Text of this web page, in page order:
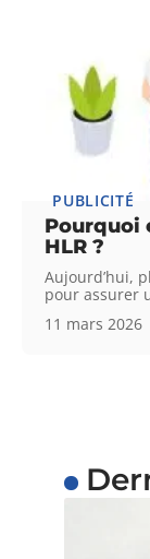
PUBLICITÉ
Pourquoi
HLR ?
Aujourd’hui,
pour assurer
11 mars 2026